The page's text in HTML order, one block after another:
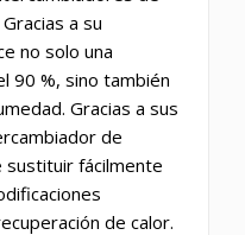
a su
no solo una
90 %, sino también
Gracias a sus
de
sustituir fácilmente
de calor.